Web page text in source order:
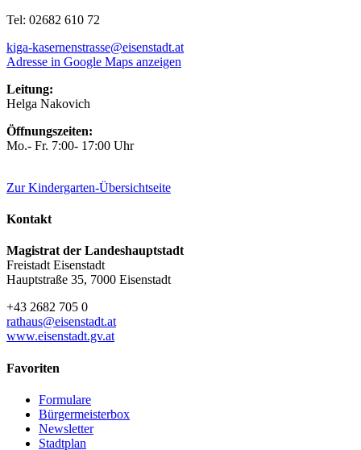
Tel: 02682 610 72
kiga-kasernenstrasse@eisenstadt.at
Adresse in Google Maps anzeigen
Leitung:
Helga Nakovich
Öffnungszeiten:
Mo.- Fr. 7:00- 17:00 Uhr
Zur Kindergarten-Übersichtseite
Kontakt
Magistrat der Landeshauptstadt
Freistadt Eisenstadt
Hauptstraße 35, 7000 Eisenstadt
+43 2682 705 0
rathaus@eisenstadt.at
www.eisenstadt.gv.at
Favoriten
Formulare
Bürgermeisterbox
Newsletter
Stadtplan